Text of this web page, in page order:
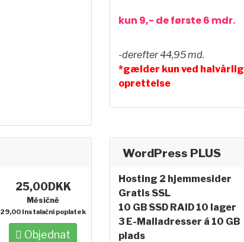
kun 9,- de første 6 mdr.
-derefter 44,95 md.
*gælder kun ved halvårlig
oprettelse
25,00DKK
Měsíčně
29,00 Instalační poplatek
Objednat
WordPress PLUS
Hosting 2 hjemmesider
Gratis SSL
10 GB SSD RAID 10 lager
3 E-Mailadresser á 10 GB
plads